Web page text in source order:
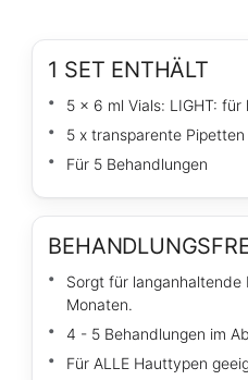
1 SET ENTHÄLT
5 x 6 ml Vials: LIGHT: für
5 x transparente Pipetten
Für 5 Behandlungen
Sorgt für langanhaltende
Monaten.
4 - 5 Behandlungen im
Für ALLE Hauttypen